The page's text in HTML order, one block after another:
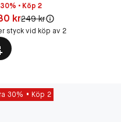
• Köp 2
kr
krOriginal pris:
249 kr
styck vid köp av 2
30% Köp 2